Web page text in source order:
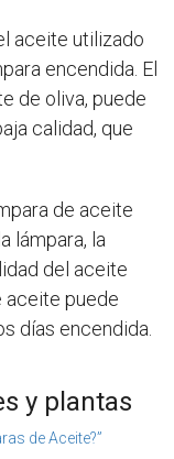
aceite utilizado
encendida. El
de oliva, puede
calidad, que
de aceite
lámpara, la
del aceite
aceite puede
días encendida.
y plantas
de Aceite?”